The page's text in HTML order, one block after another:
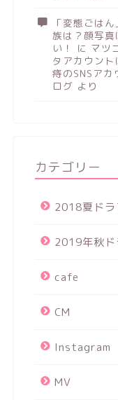
「変態ごは
族は？顔写
い！
に マツ
タアカウン
痔のSNSア
ログ より
カテゴリー
2018夏ドラ
2019年秋ド
cafe
CM
Instagram
MV